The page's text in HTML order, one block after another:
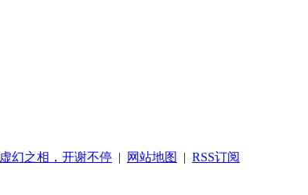
虚幻之相，开谢不停 | 网站地图 | RSS订阅